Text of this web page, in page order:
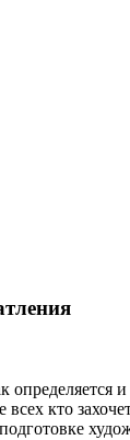
определяется
кто